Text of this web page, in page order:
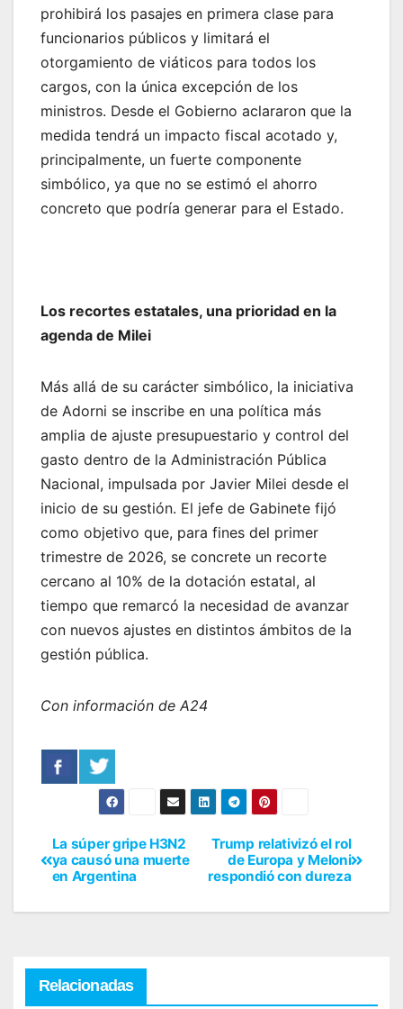
prohibirá los pasajes en primera clase para
funcionarios públicos y limitará el
otorgamiento de viáticos para todos los
cargos, con la única excepción de los
ministros. Desde el Gobierno aclararon que la
medida tendrá un impacto fiscal acotado y,
principalmente, un fuerte componente
simbólico, ya que no se estimó el ahorro
concreto que podría generar para el Estado.
Los recortes estatales, una prioridad en la
agenda de Milei
Más allá de su carácter simbólico, la iniciativa
de Adorni se inscribe en una política más
amplia de ajuste presupuestario y control del
gasto dentro de la Administración Pública
Nacional, impulsada por Javier Milei desde el
inicio de su gestión. El jefe de Gabinete fijó
como objetivo que, para fines del primer
trimestre de 2026, se concrete un recorte
cercano al 10% de la dotación estatal, al
tiempo que remarcó la necesidad de avanzar
con nuevos ajustes en distintos ámbitos de la
gestión pública.
Con información de A24
Trump relativizó el rol
de Europa y Meloni
respondió con dureza
La súper gripe H3N2
ya causó una muerte
en Argentina
Relacionadas